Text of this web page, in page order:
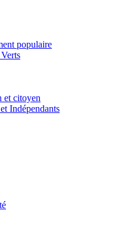
populaire
et citoyen
Indépendants